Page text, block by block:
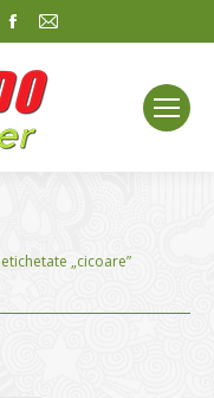
Facebook
opens
in
new
window
Mail
window
„cicoare”